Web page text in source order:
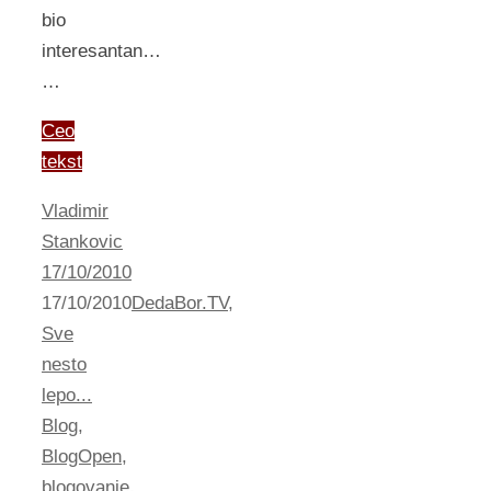
bio
interesantan…
…
Ceo
tekst
Vladimir
Stankovic
17/10/2010
17/10/2010DedaBor.TV,
Sve
nesto
lepo...
Blog,
BlogOpen,